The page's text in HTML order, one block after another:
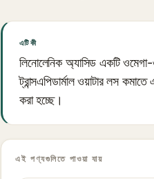
এটি কী
লিনোলেনিক অ্যাসিড একটি
ট্রান্সএপিডার্মাল ওয়াটার লস
করা হচ্ছে।
এই পণ্যগুলিতে পাওয়া যায়